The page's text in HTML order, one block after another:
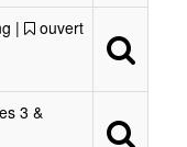
|
ouvert
3 &